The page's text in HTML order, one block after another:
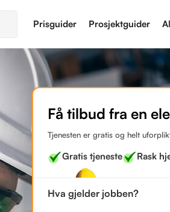
Prisguider Prosjektguider
Få tilbud fra en
Tjenesten er gratis og helt
Gratis tjeneste Rask
Hva gjelder jobben?